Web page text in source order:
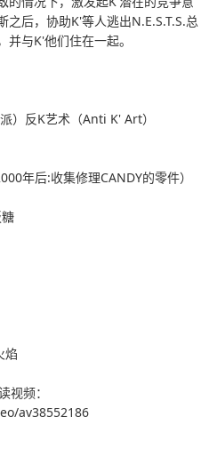
后，协助K'等人逃出N.E.S.T.S.总
与K'他们住在一起。
）反K艺术（Anti K' Art）
年后:收集修理CANDY的零件）
焰
视频：
av38552186